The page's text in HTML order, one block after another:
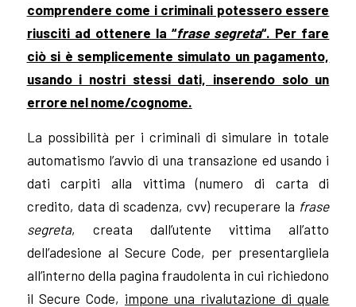
comprendere come i criminali potessero essere
riusciti ad ottenere la “frase segreta“. Per fare
ciò si è semplicemente simulato un pagamento,
usando i nostri stessi dati, inserendo solo un
errore nel nome/cognome.
La possibilità per i criminali di simulare in totale
automatismo l’avvio di una transazione ed usando i
dati carpiti alla vittima (numero di carta di
credito, data di scadenza,cvv) recuperare la frase
segreta, creata dall’utente vittima all’atto
dell’adesione al Secure Code, per presentargliela
all’interno della pagina fraudolenta in cui richiedono
il Secure Code, impone una rivalutazione di quale